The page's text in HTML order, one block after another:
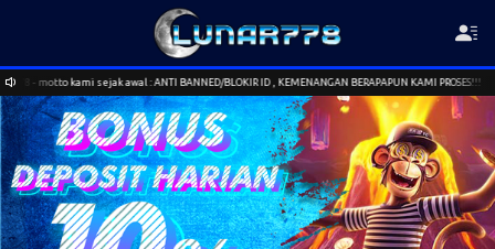
: ANTI BANNED/BLOKIR ID , KEMENANGAN BERAPAPUN KAMI PROSES!!!